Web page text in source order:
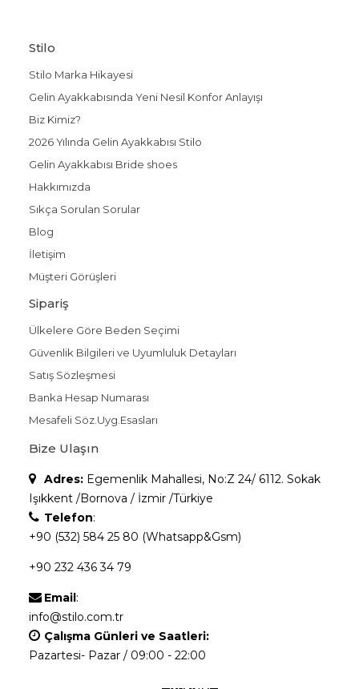
Stilo
Stilo Marka Hikayesi
Gelin Ayakkabısında Yeni Nesil Konfor Anlayışı
Biz Kimiz?
2026 Yılında Gelin Ayakkabısı Stilo
Gelin Ayakkabısı Bride shoes
Hakkımızda
Sıkça Sorulan Sorular
Blog
İletişim
Müşteri Görüşleri
Sipariş
Ülkelere Göre Beden Seçimi
Güvenlik Bilgileri ve Uyumluluk Detayları
Satış Sözleşmesi
Banka Hesap Numarası
Mesafeli Söz.Uyg.Esasları
Bize Ulaşın
Adres: Egemenlik Mahallesi, No:Z 24/ 6112. Sokak
Işıkkent /Bornova / İzmir /Türkiye
Telefon:
+90 (532) 584 25 80 (Whatsapp&Gsm)
+90 232 436 34 79
Email:
info@stilo.com.tr
Çalışma Günleri ve Saatleri:
Pazartesi- Pazar / 09:00 - 22:00